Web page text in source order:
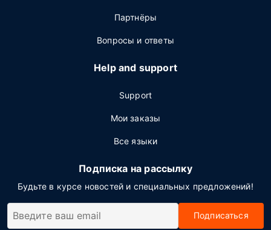
Партнёры
Вопросы и ответы
Help and support
Support
Мои заказы
Все языки
Подписка на рассылку
Будьте в курсе новостей и специальных предложений!
Подписаться